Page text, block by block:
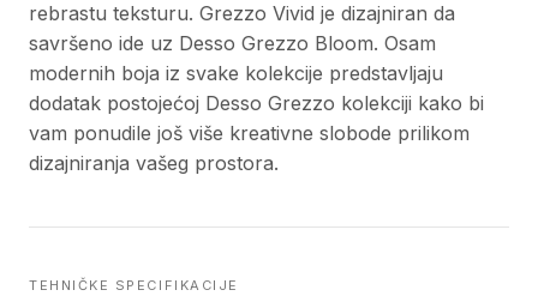
rebrastu teksturu. Grezzo Vivid je dizajniran da
savršeno ide uz Desso Grezzo Bloom. Osam
modernih boja iz svake kolekcije predstavljaju
dodatak postojećoj Desso Grezzo kolekciji kako bi
vam ponudile još više kreativne slobode prilikom
dizajniranja vašeg prostora.
TEHNIČKE SPECIFIKACIJE